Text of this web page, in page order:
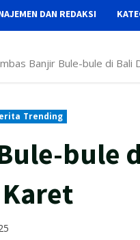
DAN REDAKSI
Banjir Bule-bule di Bali
Trending
bule